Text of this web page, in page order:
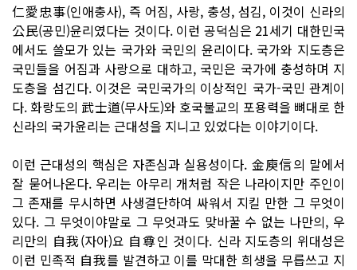
仁愛忠事(인애충사), 즉 어짐, 사랑, 충성, 섬김, 이것이 신라의
公民(공민)윤리였다는 것이다. 이런 공덕심은 21세기 대한민국
에서도 쓸모가 있는 국가와 국민의 윤리이다. 국가와 지도층은
국민들을 어짐과 사랑으로 대하고, 국민은 국가에 충성하며 지
도층을 섬긴다. 이것은 국민국가의 이상적인 국가-국민 관계이
다. 화랑도의 武士道(무사도)와 호국불교의 포용력을 뼈대로 한
신라의 국가윤리는 근대성을 지니고 있었다는 이야기이다.
이런 근대성의 핵심은 자존심과 실용성이다. 金庾信의 말에서
잘 묻어나온다. 우리는 아무리 개처럼 작은 나라이지만 주인이
그 존재를 무시하면 사생결단하여 싸워서 지킬 만한 그 무엇이
있다. 그 무엇이야말로 그 무엇과도 맞바꿀 수 없는 나만의, 우
리만의 自我(자아)요 自尊인 것이다. 신라 지도층의 위대성은
이런 민족적 自我를 발견하고 이를 막대한 희생을 무릅쓰고 지